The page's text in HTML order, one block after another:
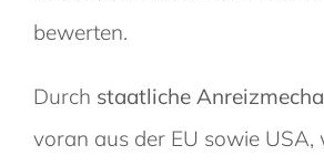
bewerten.
Durch staatliche
voran aus der EU sowie USA,